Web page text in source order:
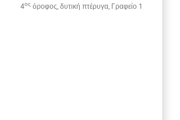
4ος όροφος, δυτική πτέρυγα, Γραφείο 1